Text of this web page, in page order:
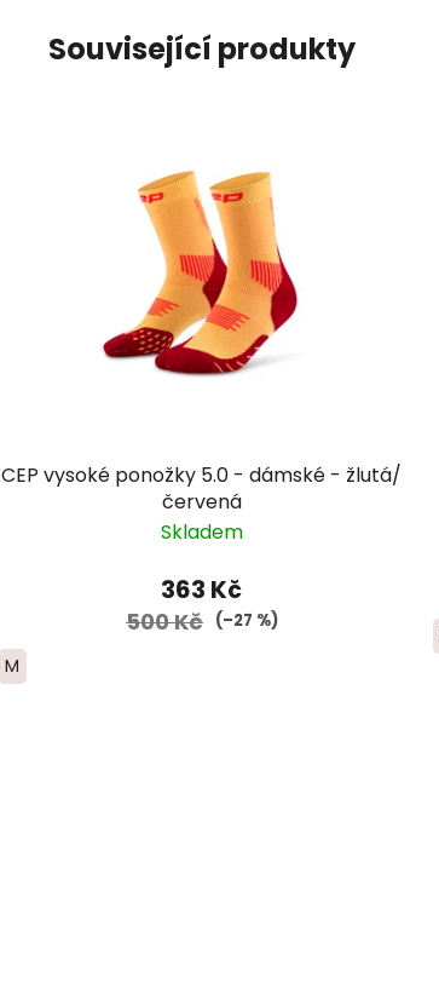
Související produkty
CEP vysoké ponožky 5.0 - dámské - žlutá/
červená
Skladem
363 Kč
500 Kč (–27 %)
M